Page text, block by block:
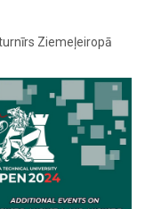
Ziemeļeiropā